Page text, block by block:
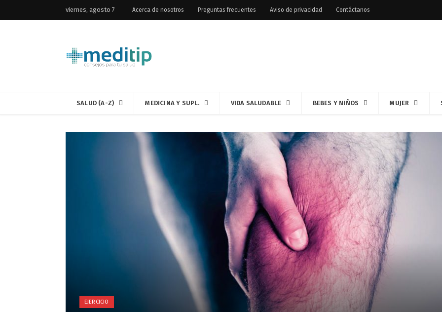
viernes, agosto 7 Acerca de nosotros Preguntas frecuentes Aviso de privacidad Contáctanos
SALUD (A-Z) MEDICINA Y SUPL. VIDA SALUDABLE BEBES Y NIÑOS MUJER
EJERCICIO